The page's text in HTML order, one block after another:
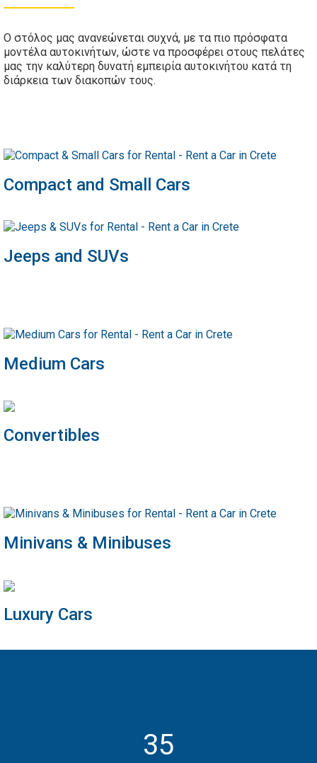
Ο στόλος μας ανανεώνεται συχνά, με τα πιο πρόσφατα
μοντέλα αυτοκινήτων, ώστε να προσφέρει στους πελάτες
μας την καλύτερη δυνατή εμπειρία αυτοκινήτου κατά τη
διάρκεια των διακοπών τους.
Compact and Small Cars
Jeeps and SUVs
Medium Cars
Convertibles
Minivans & Minibuses
Luxury Cars
35